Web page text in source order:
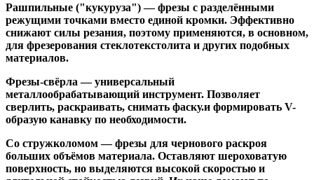
Рашпильные ("кукуруза")— фрезы с разделёнными
режущими точками вместо единой кромки. Эффективно
снижают силы резания, поэтому применяются, в основном,
для фрезерования стеклотекстолита и других подобных
материалов.
Фрезы-свёрла — универсальный
металлообрабатывающий инструмент. Позволяет
сверлить, раскраивать, снимать фаску.и формировать V-
образую канавку по необходимости.
Со стружколомом— фрезы для чернового раскроя
больших объёмов материала. Оставляют шероховатую
поверхность, но выделяются высокой скоростью и